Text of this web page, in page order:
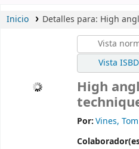
Inicio Detalles para: High
Vista
Vista ISBD
High
Por:Vines, Tom